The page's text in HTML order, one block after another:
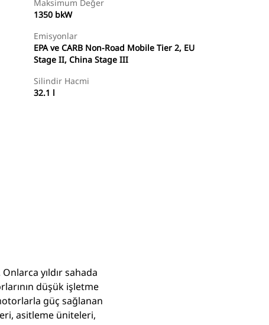
Maksimum Değer
1350 bkW
Emisyonlar
EPA ve CARB Non-Road Mobile Tier 2, EU
Stage II, China Stage III
Silindir Hacmi
32.1 l
yıldır sahada
düşük işletme
güç sağlanan
asitleme üniteleri,